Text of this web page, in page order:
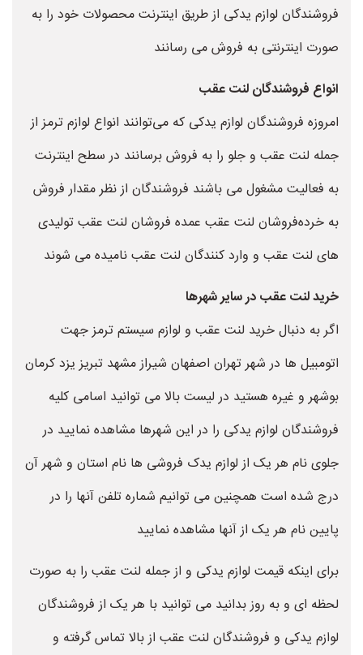
فروشندگان لوازم یدکی از طریق اینترنت محصولات خود را به
صورت اینترنتی به فروش می رسانند
انواع فروشندگان لنت عقب
امروزه فروشندگان لوازم یدکی که می‌توانند انواع لوازم ترمز از
جمله لنت عقب و جلو را به فروش برسانند در سطح اینترنت
به فعالیت مشغول می باشند فروشندگان از نظر مقدار فروش
به خرده‌فروشان لنت عقب عمده فروشان لنت عقب تولیدی
های لنت عقب و وارد کنندگان لنت عقب نامیده می شوند
خرید لنت عقب در سایر شهرها
اگر به دنبال خرید لنت عقب و لوازم سیستم ترمز جهت
اتومبیل ها در شهر تهران اصفهان شیراز مشهد تبریز یزد کرمان
بوشهر و غیره هستید در لیست بالا می توانید اسامی کلیه
فروشندگان لوازم یدکی را در این شهرها مشاهده نمایید در
جلوی نام هر یک از لوازم یدک فروشی ها نام استان و شهر آن
درج شده است همچنین می توانیم شماره تلفن آنها را در
پایین نام هر یک از آنها مشاهده نمایید
برای اینکه قیمت لوازم یدکی و از جمله لنت عقب را به صورت
لحظه ای و به روز بدانید می توانید با هر یک از فروشندگان
لوازم یدکی و فروشندگان لنت عقب از بالا تماس گرفته و